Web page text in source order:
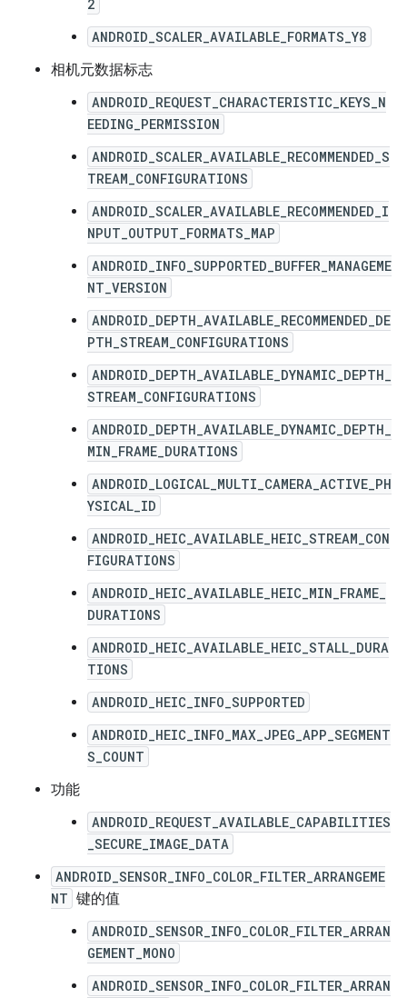
2
ANDROID_SCALER_AVAILABLE_FORMATS_Y8
相机元数据标志
ANDROID_REQUEST_CHARACTERISTIC_KEYS_N
EEDING_PERMISSION
ANDROID_SCALER_AVAILABLE_RECOMMENDED_S
TREAM_CONFIGURATIONS
ANDROID_SCALER_AVAILABLE_RECOMMENDED_I
NPUT_OUTPUT_FORMATS_MAP
ANDROID_INFO_SUPPORTED_BUFFER_MANAGEME
NT_VERSION
ANDROID_DEPTH_AVAILABLE_RECOMMENDED_DE
PTH_STREAM_CONFIGURATIONS
ANDROID_DEPTH_AVAILABLE_DYNAMIC_DEPTH_
STREAM_CONFIGURATIONS
ANDROID_DEPTH_AVAILABLE_DYNAMIC_DEPTH_
MIN_FRAME_DURATIONS
ANDROID_LOGICAL_MULTI_CAMERA_ACTIVE_PH
YSICAL_ID
ANDROID_HEIC_AVAILABLE_HEIC_STREAM_CON
FIGURATIONS
ANDROID_HEIC_AVAILABLE_HEIC_MIN_FRAME_
DURATIONS
ANDROID_HEIC_AVAILABLE_HEIC_STALL_DURA
TIONS
ANDROID_HEIC_INFO_SUPPORTED
ANDROID_HEIC_INFO_MAX_JPEG_APP_SEGMENT
S_COUNT
功能
ANDROID_REQUEST_AVAILABLE_CAPABILITIES
_SECURE_IMAGE_DATA
ANDROID_SENSOR_INFO_COLOR_FILTER_ARRANGEME
NT 键的值
ANDROID_SENSOR_INFO_COLOR_FILTER_ARRAN
GEMENT_MONO
ANDROID_SENSOR_INFO_COLOR_FILTER_ARRAN